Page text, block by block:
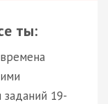
ты:
19-